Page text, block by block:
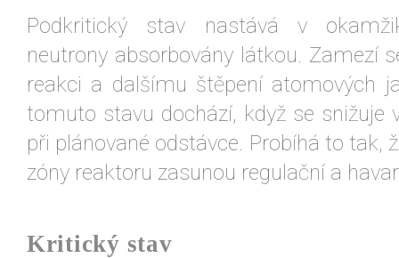
Podkritický stav nastává v
neutrony absorbovány látkou. Zamezí
reakci a dalšímu štěpení atomových
tomuto stavu dochází, když se snižuje
při plánované odstávce. Probíhá to tak,
zóny reaktoru zasunou regulační a
Kritický stav